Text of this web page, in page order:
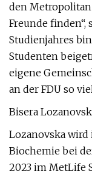
den
Freunde finden“,
Studienjahres
Studenten
eigene
an der FDU so
Bisera
Lozanovska
Biochemie bei
2023 im MetLife